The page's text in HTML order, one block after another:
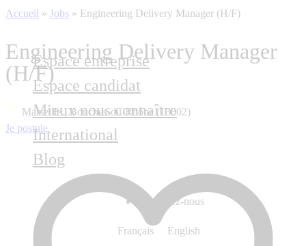
Espace entreprise
Espace candidat
Mieux nous connaître
International
Blog
Contactez-nous
Français English
Accueil » Jobs » Engineering Delivery Manager (H/F)
Engineering Delivery Manager
(H/F)
Marseille , Bouches-du-Rhône (13002)
Je postule